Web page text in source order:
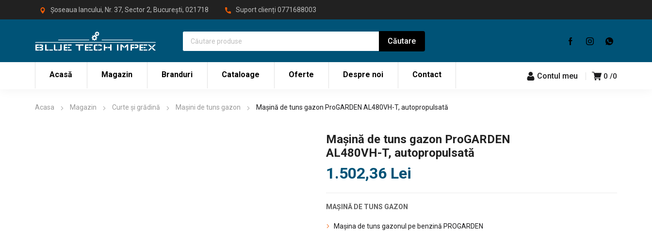
Șoseaua Iancului, Nr. 37, Sector 2, București, 021718 Suport clienți 0771688003
Acasă Magazin Branduri Cataloage Oferte Despre noi Contact 0 0
Contul meu
Acasa Magazin Curte și grădină Mașini de tuns gazon Mașină de tuns gazon ProGARDEN AL480VH-T, autopropulsată
Mașină de tuns gazon ProGARDEN
AL480VH-T, autopropulsată
1.502,36 Lei
MAȘINĂ DE TUNS GAZON
Mașina de tuns gazonul pe benzină PROGARDEN